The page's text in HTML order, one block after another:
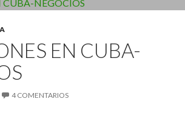
EN CUBA-
4 COMENTARIOS